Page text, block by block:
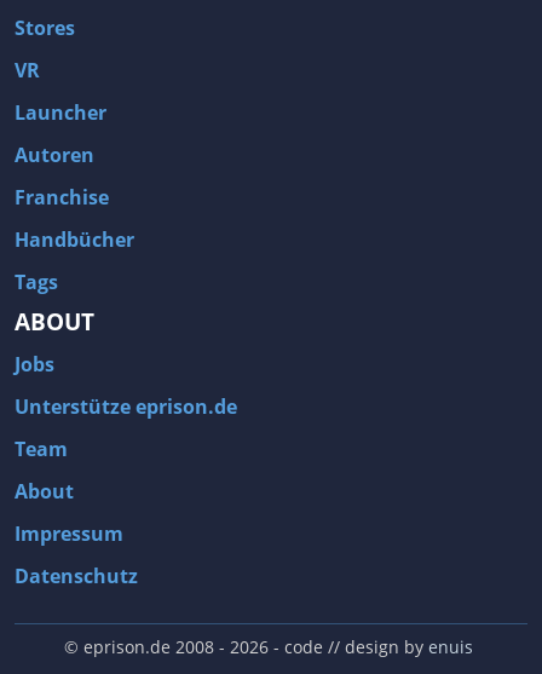
Stores
VR
Launcher
Autoren
Franchise
Handbücher
Tags
ABOUT
Jobs
Unterstütze eprison.de
Team
About
Impressum
Datenschutz
© eprison.de 2008 - 2026- code // design by enuis